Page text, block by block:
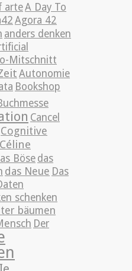
arteA Day To
Agora 42
anders denken
Mitschnitt
Autonomie
Bookshop
Cancel
Cognitive
Céline
Bösedas
das Neue Das
schenken
bäumen
Der